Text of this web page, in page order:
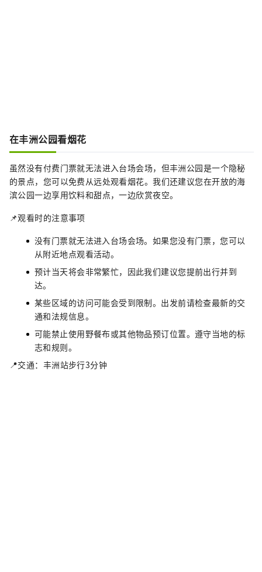
在丰洲公园看烟花
虽然没有付费门票就无法进入台场会场，但丰洲公园是一个隐秘
的景点，您可以免费从远处观看烟花。我们还建议您在开放的海
滨公园一边享用饮料和甜点，一边欣赏夜空。
📌观看时的注意事项
没有门票就无法进入台场会场。如果您没有门票，您可以
从附近地点观看活动。
预计当天将会非常繁忙，因此我们建议您提前出行并到
达。
某些区域的访问可能会受到限制。出发前请检查最新的交
通和法规信息。
可能禁止使用野餐布或其他物品预订位置。遵守当地的标
志和规则。
📍交通：丰洲站步行3分钟